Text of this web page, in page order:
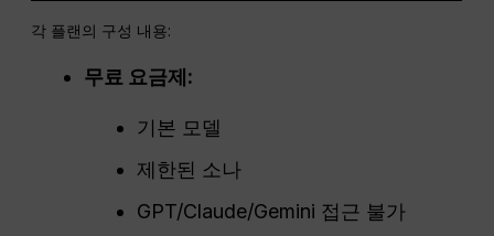
각 플랜의 구성 내용:
무료 요금제:
기본 모델
제한된 소나
GPT/Claude/Gemini 접근 불가